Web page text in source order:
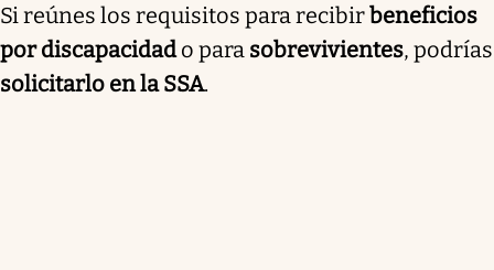
Si reúnes los requisitos para recibirbeneficios
por discapacidado para sobrevivientes, podrías
solicitarlo en la SSA.